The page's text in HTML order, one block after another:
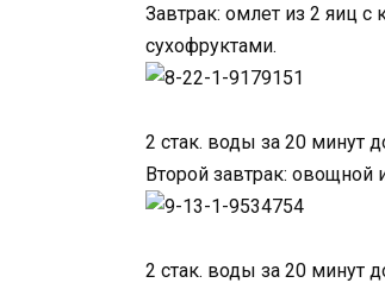
Завтрак: омлет из 2 яиц
сухофруктами.
2 стак. воды за 20 минут
Второй завтрак: овощной
2 стак. воды за 20 минут